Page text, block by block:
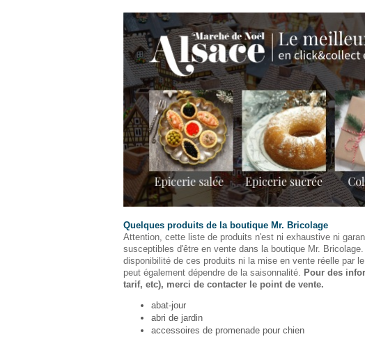
Quelques produits de la boutique Mr. Bricolage
Attention, cette liste de produits n'est ni exhaustive ni
susceptibles d'être en vente dans la boutique Mr.
disponibilité de ces produits ni la mise en vente réelle par
peut également dépendre de la saisonnalité.
Pour des
tarif, etc), merci de contacter le point de vente.
abat-jour
abri de jardin
accessoires de promenade pour chien